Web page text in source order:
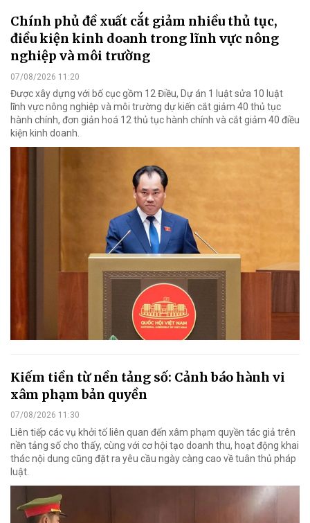
Chính phủ đề xuất cắt giảm nhiều thủ tục,
điều kiện kinh doanh trong lĩnh vực nông
nghiệp và môi trường
07/08/2026 11:20
Được xây dựng với bố cục gồm 12 Điều, Dự án 1 luật sửa 10 luật
lĩnh vực nông nghiệp và môi trường dự kiến cắt giảm 40 thủ tục
hành chính, đơn giản hoá 12 thủ tục hành chính và cắt giảm 40 điều
kiện kinh doanh.
Kiếm tiền từ nền tảng số: Cảnh báo hành vi
xâm phạm bản quyền
07/08/2026 11:30
Liên tiếp các vụ khởi tố liên quan đến xâm phạm quyền tác giả trên
nền tảng số cho thấy, cùng với cơ hội tạo doanh thu, hoạt động khai
thác nội dung cũng đặt ra yêu cầu ngày càng cao về tuân thủ pháp
luật.